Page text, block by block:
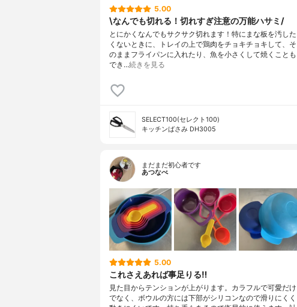
5.00
\なんでも切れる！切れすぎ注意の万能ハサミ/
とにかくなんでもサクサク切れます！特にまな板を汚した
くないときに、トレイの上で鶏肉をチョキチョキして、そ
のままフライパンに入れたり、魚を小さくして焼くことも
でき…続きを見る
SELECT100(セレクト100)
キッチンばさみ DH3005
まだまだ初心者です
あつなべ
5.00
これさえあれば事足りる‼︎
見た目からテンションが上がります。カラフルで可愛だけ
でなく、ボウルの方には下部がシリコンなので滑りにくく